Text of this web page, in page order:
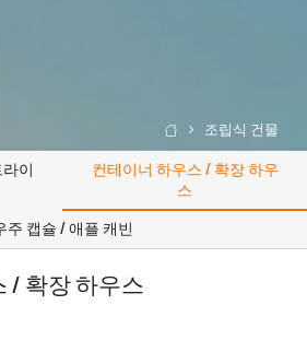
 조립식 건물
이
컨테이너 하우스 / 확장 하우
스
주 캡슐 / 애플 캐빈
/ 확장 하우스